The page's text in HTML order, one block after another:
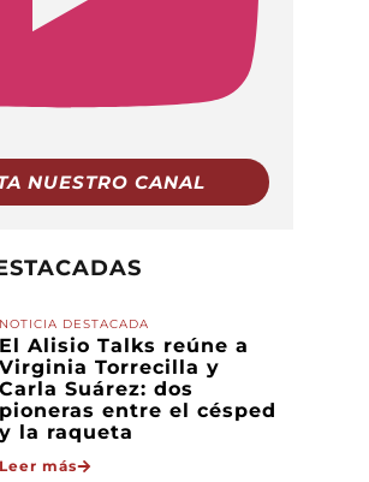
NUESTRO CANAL
NOTICIA DESTACADA
El Alisio Talks reúne a
Virginia Torrecilla y
Carla Suárez: dos
pioneras entre el césped
y la raqueta
Leer más